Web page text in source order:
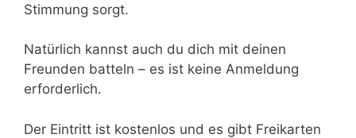
Stimmung sorgt.
Natürlich kannst auch du dich mit deinen
Freunden batteln – es ist keine Anmeldung
erforderlich.
Der Eintritt ist kostenlos und es gibt Freikarten